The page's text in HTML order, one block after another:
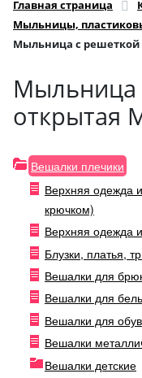
Главная страница
Мыльницы,
Мыльница с решеткой
Мыльница
открытая
Вешалки плечики
Верхняя одежда
крючком)
Верхняя одежда
Блузки, платья,
Вешалки для
Вешалки для
Вешалки для
Вешалки
Вешалки детские